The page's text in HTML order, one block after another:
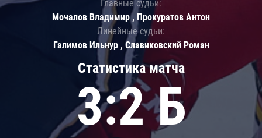
Статистика матча
3:2 Б
Главные судьи:
Мочалов Владимир , Прокуратов Антон
Линейные судьи:
Галимов Ильнур , Славиковский Роман